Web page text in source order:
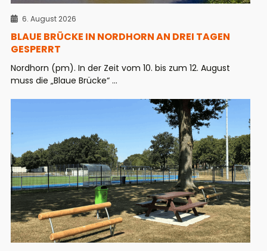
6. August 2026
BLAUE BRÜCKE IN NORDHORN AN DREI TAGEN
GESPERRT
Nordhorn (pm). In der Zeit vom 10. bis zum 12. August
muss die „Blaue Brücke“ ...